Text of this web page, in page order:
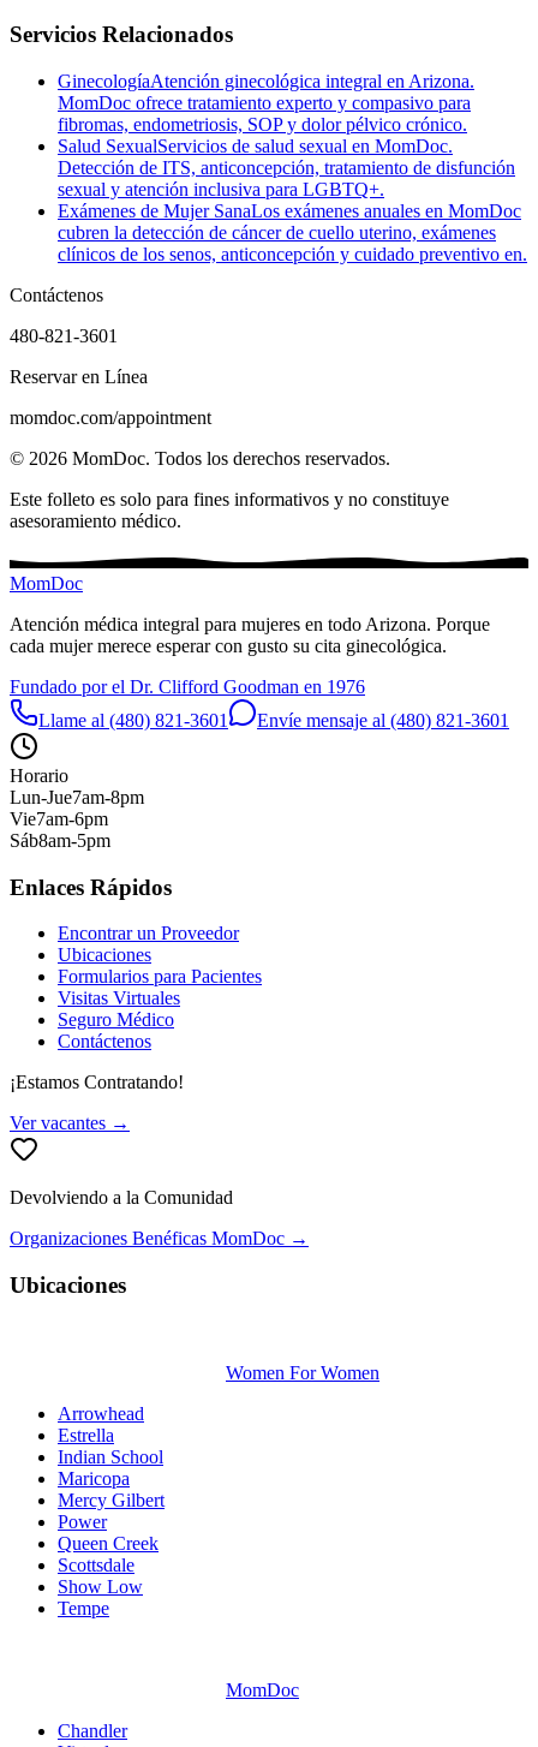
Servicios Relacionados
GinecologíaAtención ginecológica integral en Arizona.
MomDoc ofrece tratamiento experto y compasivo para
fibromas, endometriosis, SOP y dolor pélvico crónico.
Salud SexualServicios de salud sexual en MomDoc.
Detección de ITS, anticoncepción, tratamiento de disfunción
sexual y atención inclusiva para LGBTQ+.
Exámenes de Mujer SanaLos exámenes anuales en MomDoc
cubren la detección de cáncer de cuello uterino, exámenes
clínicos de los senos, anticoncepción y cuidado preventivo en.
Contáctenos
480-821-3601
Reservar en Línea
momdoc.com/appointment
© 2026 MomDoc. Todos los derechos reservados.
Este folleto es solo para fines informativos y no constituye
asesoramiento médico.
MomDoc
Atención médica integral para mujeres en todo Arizona. Porque
cada mujer merece esperar con gusto su cita ginecológica.
Fundado por el Dr. Clifford Goodman en 1976
Llame al (480) 821-3601
Envíe mensaje al (480) 821-3601
Horario
Lun-Jue7am-8pm
Vie7am-6pm
Sáb8am-5pm
Enlaces Rápidos
Encontrar un Proveedor
Ubicaciones
Formularios para Pacientes
Visitas Virtuales
Seguro Médico
Contáctenos
¡Estamos Contratando!
Ver vacantes →
Devolviendo a la Comunidad
Organizaciones Benéficas MomDoc →
Ubicaciones
Women For Women
Arrowhead
Estrella
Indian School
Maricopa
Mercy Gilbert
Power
Queen Creek
Scottsdale
Show Low
Tempe
MomDoc
Chandler